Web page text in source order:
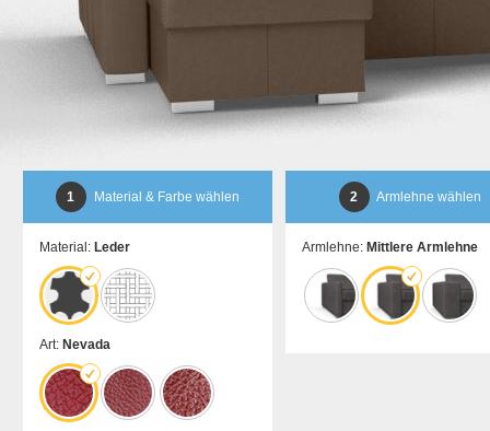
1 Material & Farbe wählen
Material: Leder
Art: Nevada
2 Armlehne wählen
Armlehne: Mittlere Armlehne